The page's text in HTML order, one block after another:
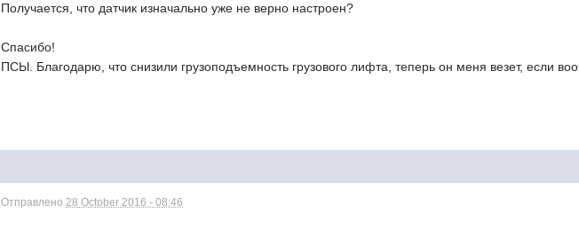
Получается, что датчик изначально уже не верно настроен?
Спасибо!
ПСЫ. Благодарю, что снизили грузоподъемность грузового лифта, теперь он меня везет, если
Отправлено28 October 2016 - 08:46